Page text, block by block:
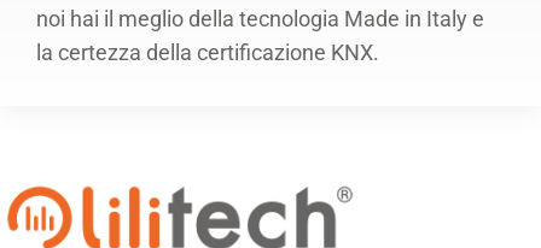
noi hai il meglio della tecnologia Made in Italy e
la certezza della certificazione KNX.